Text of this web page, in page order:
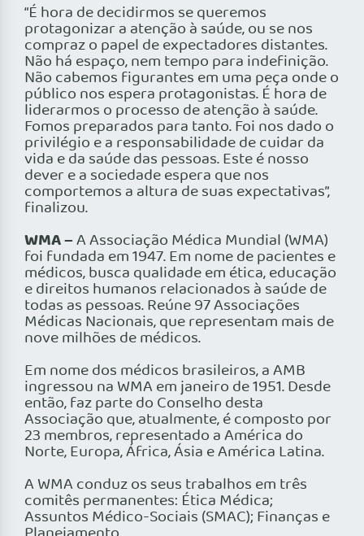
“É hora de decidirmos se queremos
protagonizar a atenção à saúde, ou se nos
compraz o papel de expectadores distantes.
Não há espaço, nem tempo para indefinição.
Não cabemos figurantes em uma peça onde o
público nos espera protagonistas. É hora de
liderarmos o processo de atenção à saúde.
Fomos preparados para tanto. Foi nos dado o
privilégio e a responsabilidade de cuidar da
vida e da saúde das pessoas. Este é nosso
dever e a sociedade espera que nos
comportemos a altura de suas expectativas”,
finalizou.
WMA –A Associação Médica Mundial (WMA)
foi fundada em 1947. Em nome de pacientes e
médicos, busca qualidade em ética, educação
e direitos humanos relacionados à saúde de
todas as pessoas. Reúne 97 Associações
Médicas Nacionais, que representam mais de
nove milhões de médicos.
Em nome dos médicos brasileiros, a AMB
ingressou na WMA em janeiro de 1951. Desde
então, faz parte do Conselho desta
Associação que, atualmente, é composto por
23 membros, representado a América do
Norte, Europa, África, Ásia e América Latina.
A WMA conduz os seus trabalhos em três
comitês permanentes: Ética Médica;
Assuntos Médico-Sociais (SMAC); Finanças e